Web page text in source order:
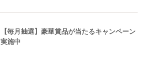
【毎月抽選】豪華賞品が当たるキャンペーン
実施中